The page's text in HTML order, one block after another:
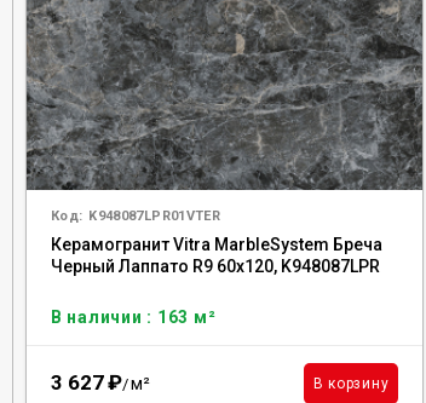
Код: K948087LPR01VTER
Керамогранит Vitra MarbleSystem Бреча
Черный Лаппато R9 60x120, K948087LPR
В наличии : 163 м²
3 627₽/м² В корзину